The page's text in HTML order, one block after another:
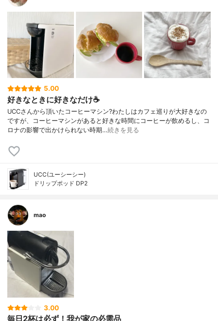
5.00
好きなときに好きなだけ☕️
UCCさんから頂いたコーヒーマシン?わたしはカフェ巡りが大好きなの
ですが、コーヒーマシンがあると好きな時間にコーヒーが飲めるし、コ
ロナの影響で出かけられない時期…続きを見る
UCC(ユーシーシー)
ドリップポッド DP2
mao
3.00
毎日2杯は必ず！我が家の必需品